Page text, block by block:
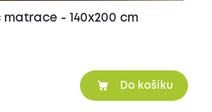
Bambusový chránič matrace - 140x200 cm
Do košíku